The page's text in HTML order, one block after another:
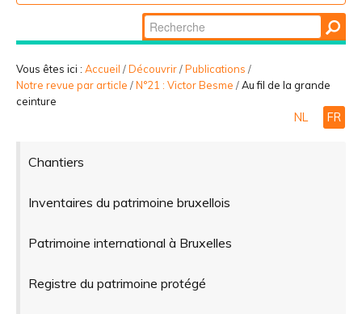
PARTICIPER
Chercher par
Recherche
avancée…
Vous êtes ici : Accueil /Découvrir/Publications /
Notre revue par article /N°21 : Victor Besme /Au fil de la grande
ceinture
NL FR
Chantiers
Inventaires du patrimoine bruxellois
Patrimoine international à Bruxelles
Registre du patrimoine protégé